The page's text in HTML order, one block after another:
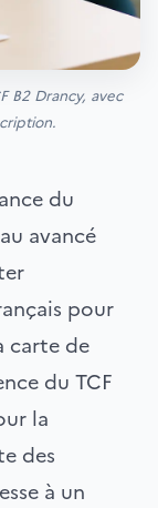
B2 Drancy, avec
du
avancé
pour
carte de
du TCF
la
des
à un